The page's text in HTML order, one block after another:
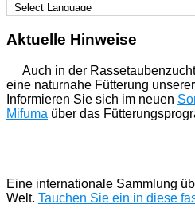
Aktuelle Hinweise
Auch in der
eine naturnahe Fütterung
Informieren Sie sich im neuen
Mifuma über das
Eine internationale Sammlung
Welt. Tauchen Sie ein in diese